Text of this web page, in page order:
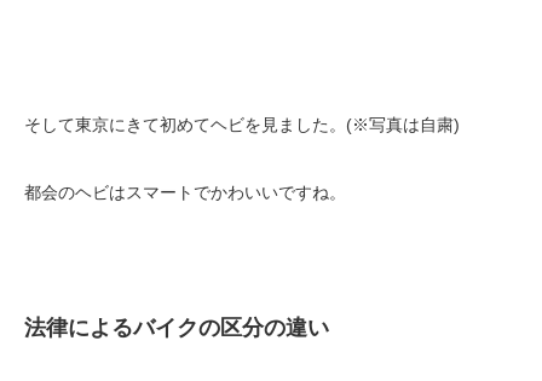
そして東京にきて初めてヘビを見ました。(※写真は自粛)
都会のヘビはスマートでかわいいですね。
法律によるバイクの区分の違い